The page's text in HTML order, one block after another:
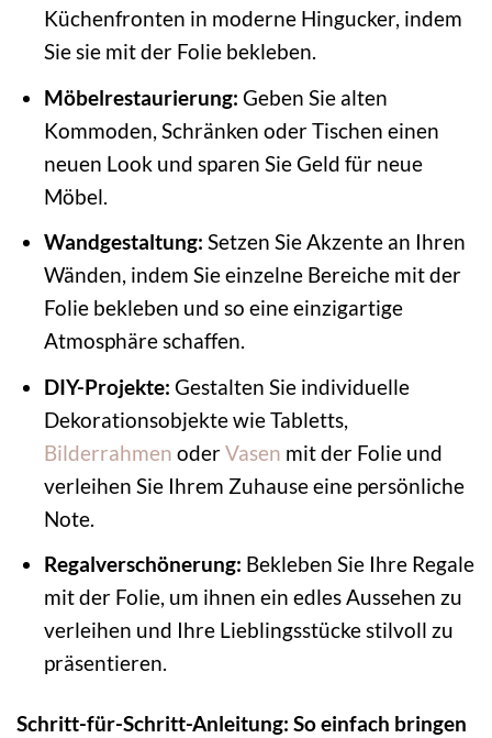
Küchenfronten in moderne Hingucker, indem
Sie sie mit der Folie bekleben.
Möbelrestaurierung: Geben Sie alten
Kommoden, Schränken oder Tischen einen
neuen Look und sparen Sie Geld für neue
Möbel.
Wandgestaltung: Setzen Sie Akzente an Ihren
Wänden, indem Sie einzelne Bereiche mit der
Folie bekleben und so eine einzigartige
Atmosphäre schaffen.
DIY-Projekte: Gestalten Sie individuelle
Dekorationsobjekte wie Tabletts,
Bilderrahmen oderVasen mit der Folie und
verleihen Sie Ihrem Zuhause eine persönliche
Note.
Regalverschönerung: Bekleben Sie Ihre Regale
mit der Folie, um ihnen ein edles Aussehen zu
verleihen und Ihre Lieblingsstücke stilvoll zu
präsentieren.
Schritt-für-Schritt-Anleitung: So einfach bringen